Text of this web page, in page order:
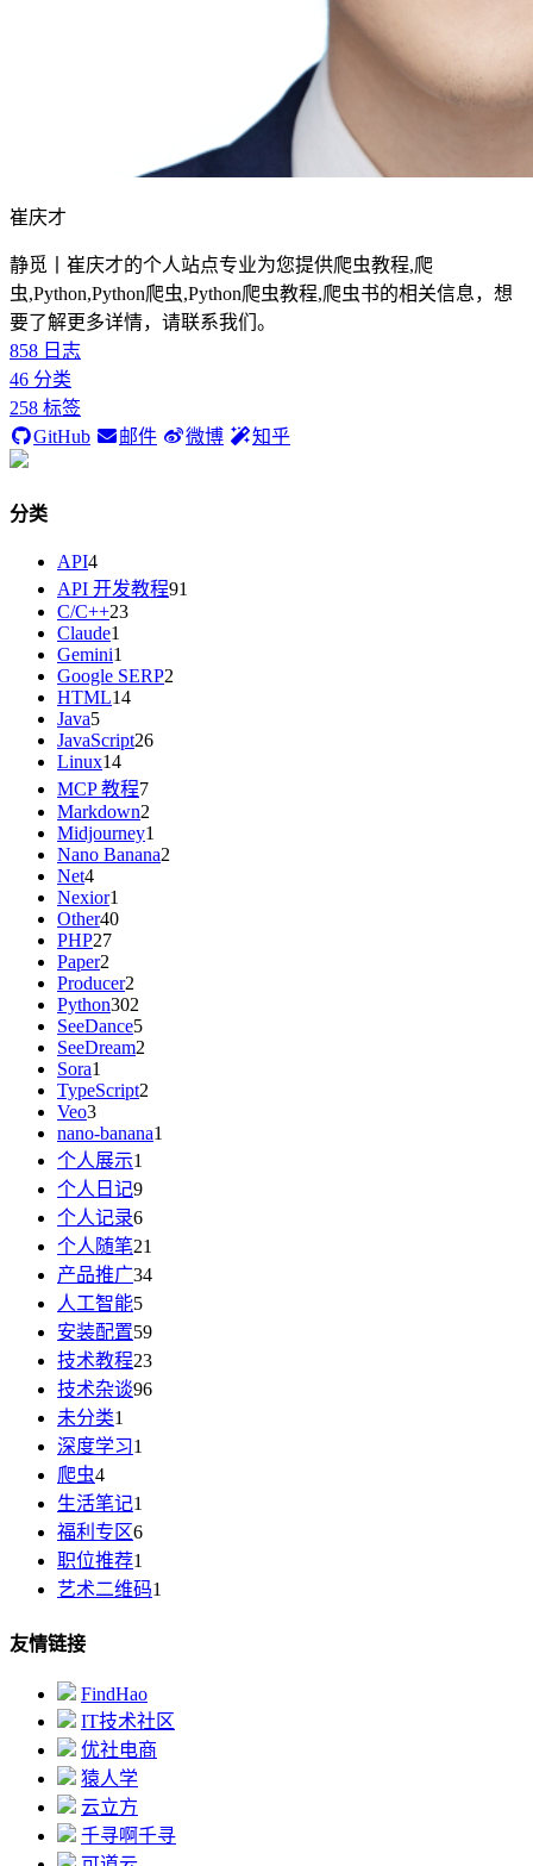
崔庆才
静觅丨崔庆才的个人站点专业为您提供爬虫教程,爬
虫,Python,Python爬虫,Python爬虫教程,爬虫书的相关信息，想
要了解更多详情，请联系我们。
858 日志
46 分类
258 标签
GitHub
邮件 微博 知乎
分类
API4
API 开发教程91
C/C++23
Claude1
Gemini1
Google SERP2
HTML14
Java5
JavaScript26
Linux14
MCP 教程7
Markdown2
Midjourney1
Nano Banana2
Net4
Nexior1
Other40
PHP27
Paper2
Producer2
Python302
SeeDance5
SeeDream2
Sora1
TypeScript2
Veo3
nano-banana1
个人展示1
个人日记9
个人记录6
个人随笔21
产品推广34
人工智能5
安装配置59
技术教程23
技术杂谈96
未分类1
深度学习1
爬虫4
生活笔记1
福利专区6
职位推荐1
艺术二维码1
友情链接
FindHao
IT技术社区
优社电商
猿人学
云立方
千寻啊千寻